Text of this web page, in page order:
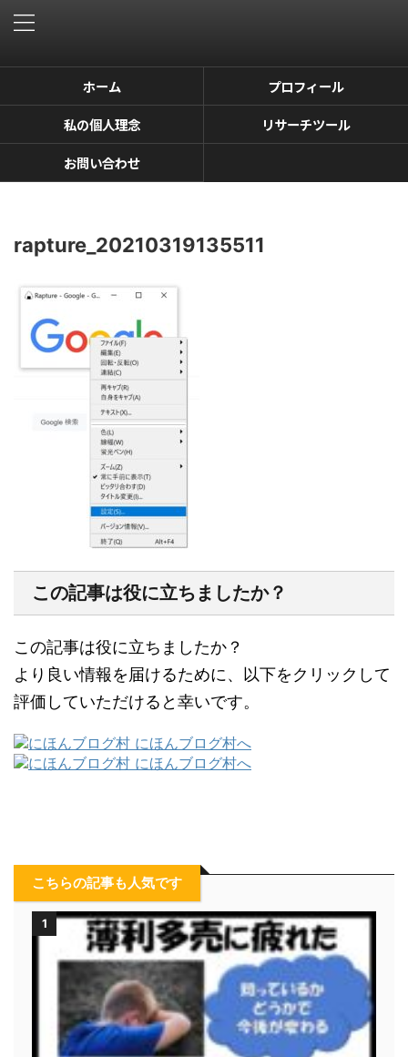
ホーム
プロフィール
私の個人理念
リサーチツール
お問い合わせ
rapture_20210319135511
この記事は役に立ちましたか？
この記事は役に立ちましたか？
より良い情報を届けるために、以下をクリックして
評価していただけると幸いです。
こちらの記事も人気です
1